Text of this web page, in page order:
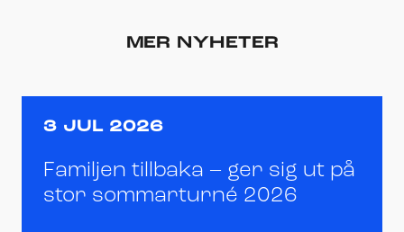
MER NYHETER
3 JUL 2026
Familjen tillbaka – ger sig ut på
stor sommarturné 2026